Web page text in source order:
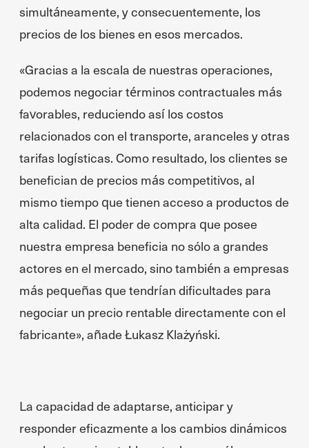
simultáneamente, y consecuentemente, los
precios de los bienes en esos mercados.
«Gracias a la escala de nuestras operaciones,
podemos negociar términos contractuales más
favorables, reduciendo así los costos
relacionados con el transporte, aranceles y otras
tarifas logísticas. Como resultado, los clientes se
benefician de precios más competitivos, al
mismo tiempo que tienen acceso a productos de
alta calidad. El poder de compra que posee
nuestra empresa beneficia no sólo a grandes
actores en el mercado, sino también a empresas
más pequeñas que tendrían dificultades para
negociar un precio rentable directamente con el
fabricante», añade Łukasz Klażyński.
La capacidad de adaptarse, anticipar y
responder eficazmente a los cambios dinámicos